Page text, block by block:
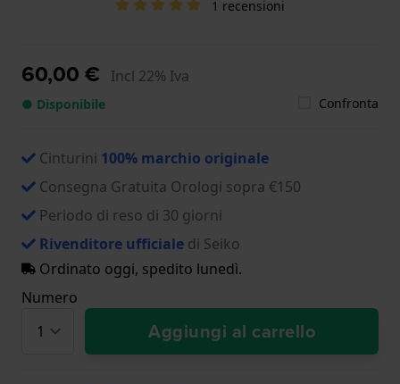
1 recensioni
60,00 € Incl 22% Iva
● Disponibile Confronta
Cinturini 100% marchio originale
Consegna Gratuita Orologi sopra €150
Periodo di reso di 30 giorni
Rivenditore ufficiale di Seiko
Ordinato oggi, spedito lunedì.
Numero
Aggiungi al carrello